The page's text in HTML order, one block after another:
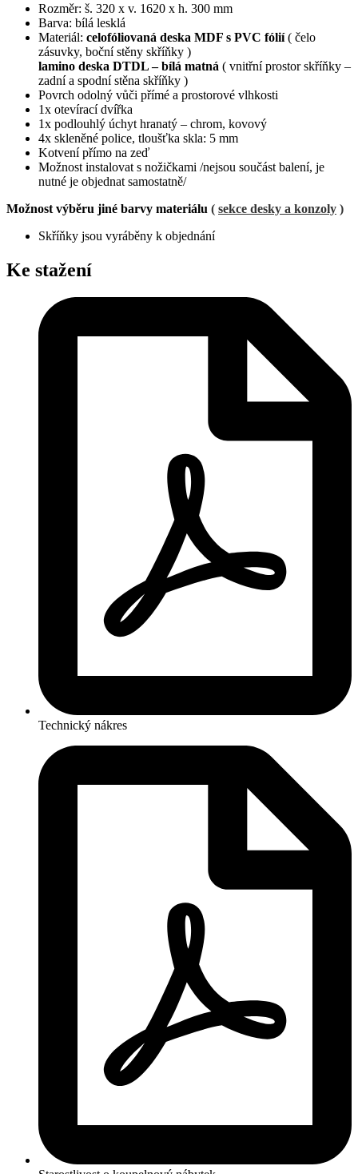
Rozměr: š. 320 x v. 1620 x h. 300 mm
Barva: bílá lesklá
Materiál: celofóliovaná deska MDF s PVC fólií( čelo
zásuvky, boční stěny skříňky )
lamino deska DTDL – bílá matná ( vnitřní prostor skříňky –
zadní a spodní stěna skříňky )
Povrch odolný vůči přímé a prostorové vlhkosti
1x otevírací dvířka
1x podlouhlý úchyt hranatý – chrom, kovový
4x skleněné police, tloušťka skla: 5 mm
Kotvení přímo na zeď
Možnost instalovat s nožičkami /nejsou součást balení, je
nutné je objednat samostatně/
Možnost výběru jiné barvy materiálu ( sekce desky a konzoly )
Skříňky jsou vyráběny k objednání
Ke stažení
Technický nákres